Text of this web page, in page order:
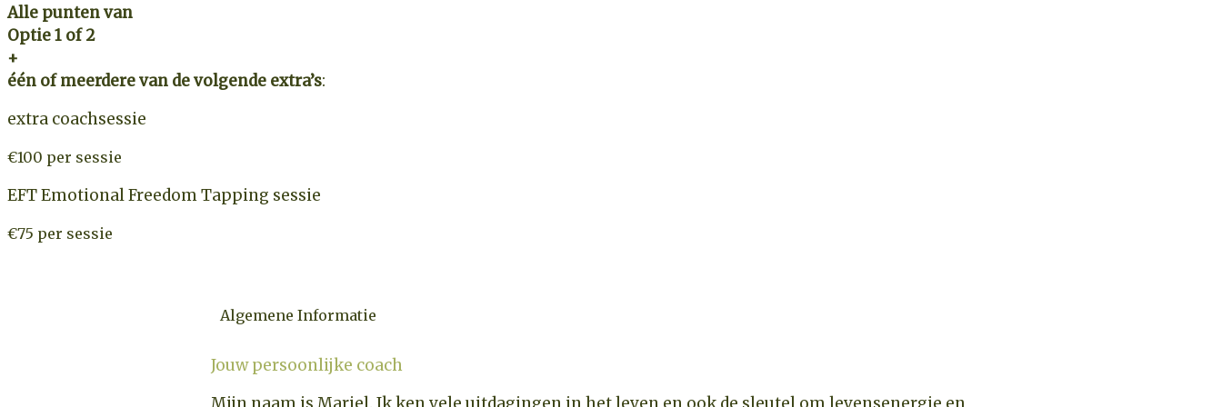
Alle punten van
Optie1 of 2
+
één of meerdere van de volgende extra’s:
extra coachsessie
€100 per sessie
EFT Emotional Freedom Tapping sessie
€75 per sessie
Algemene Informatie
Jouw persoonlijke coach